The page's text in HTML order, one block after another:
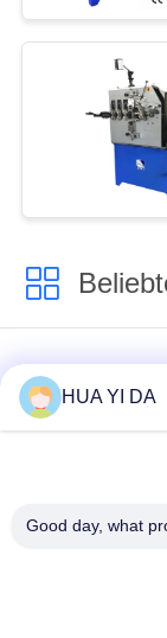
cnc-
Druckfeder-
HUA YI DA
Good day, what